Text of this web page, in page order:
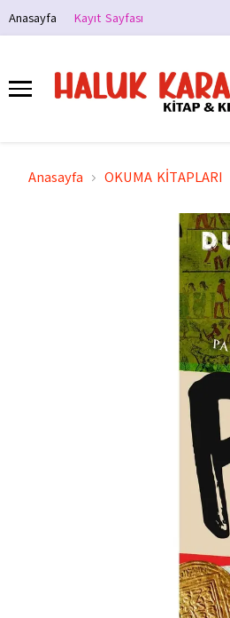
Anasayfa Kayıt Sayfası
Anasayfa OKUMA KİTAPLARI